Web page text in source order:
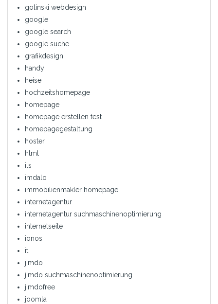
golinski webdesign
google
google search
google suche
grafikdesign
handy
heise
hochzeitshomepage
homepage
homepage erstellen test
homepagegestaltung
hoster
html
ils
imdalo
immobilienmakler homepage
internetagentur
internetagentur suchmaschinenoptimierung
internetseite
ionos
it
jimdo
jimdo suchmaschinenoptimierung
jimdofree
joomla